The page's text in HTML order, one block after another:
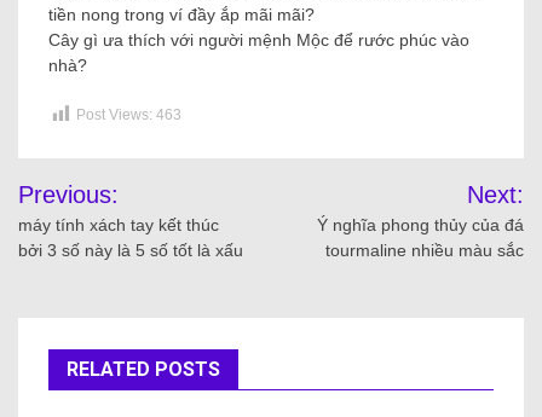
tiền nong trong ví đầy ắp mãi mãi?
Cây gì ưa thích với người mệnh Mộc để rước phúc vào
nhà?
Post Views: 463
Previous:
máy tính xách tay kết thúc
bởi 3 số này là 5 số tốt là xấu
Next:
Ý nghĩa phong thủy của đá
tourmaline nhiều màu sắc
RELATED POSTS